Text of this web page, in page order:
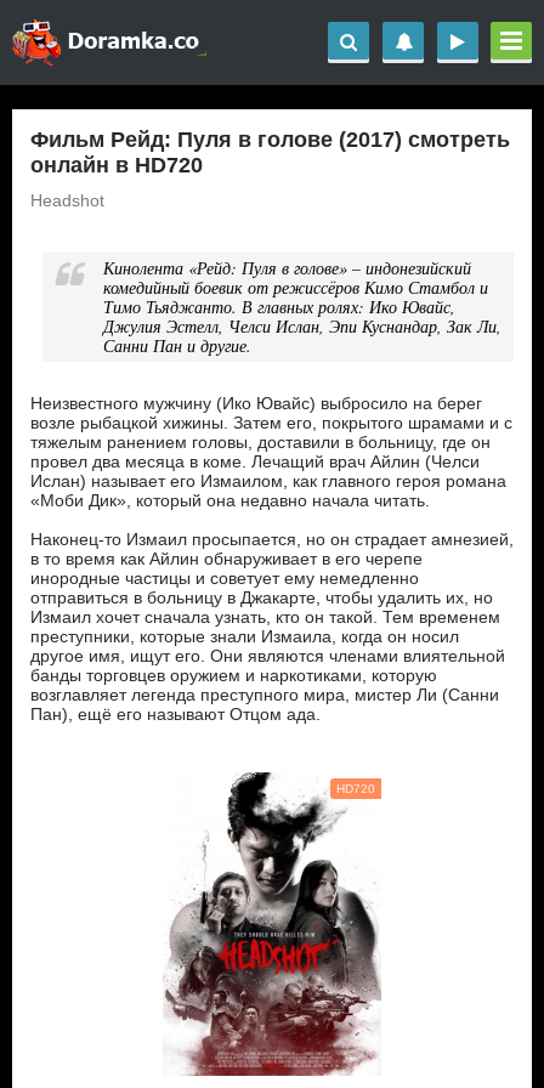
Фильм Рейд: Пуля в голове (2017) смотреть
онлайн в HD720
Headshot
Кинолента «Рейд: Пуля в голове» – индонезийский
комедийный боевик от режиссёров Кимо Стамбол и
Тимо Тьяджанто. В главных ролях: Ико Ювайс,
Джулия Эстелл, Челси Ислан, Эпи Куснандар, Зак Ли,
Санни Пан и другие.
Неизвестного мужчину (Ико Ювайс) выбросило на берег
возле рыбацкой хижины. Затем его, покрытого шрамами и с
тяжелым ранением головы, доставили в больницу, где он
провел два месяца в коме. Лечащий врач Айлин (Челси
Ислан) называет его Измаилом, как главного героя романа
«Моби Дик», который она недавно начала читать.
Наконец-то Измаил просыпается, но он страдает амнезией,
в то время как Айлин обнаруживает в его черепе
инородные частицы и советует ему немедленно
отправиться в больницу в Джакарте, чтобы удалить их, но
Измаил хочет сначала узнать, кто он такой. Тем временем
преступники, которые знали Измаила, когда он носил
другое имя, ищут его. Они являются членами влиятельной
банды торговцев оружием и наркотиками, которую
возглавляет легенда преступного мира, мистер Ли (Санни
Пан), ещё его называют Отцом ада.
HD720